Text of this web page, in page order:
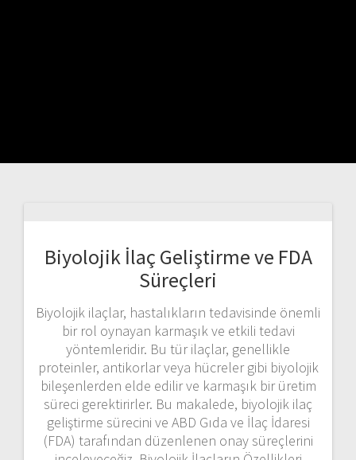
Biyolojik İlaç Geliştirme ve FDA
Süreçleri
Biyolojik ilaçlar, hastalıkların tedavisinde önemli
bir rol oynayan karmaşık ve etkili tedavi
yöntemleridir. Bu tür ilaçlar, genellikle
proteinler, antikorlar veya hücreler gibi biyolojik
bileşenlerden elde edilir ve karmaşık bir üretim
süreci gerektirirler. Bu makalede, biyolojik ilaç
geliştirme sürecini ve ABD Gıda ve İlaç İdaresi
(FDA) tarafından düzenlenen onay süreçlerini